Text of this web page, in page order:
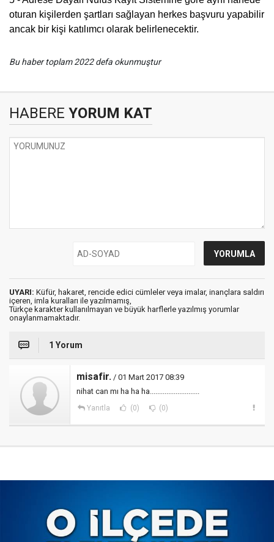
oturan kişilerden şartları sağlayan herkes başvuru yapabilir
ancak bir kişi katılımcı olarak belirlenecektir.
Bu haber toplam 2022 defa okunmuştur
HABERE YORUM KAT
UYARI: Küfür, hakaret, rencide edici cümleler veya imalar, inançlara saldırı
içeren, imla kuralları ile yazılmamış,
Türkçe karakter kullanılmayan ve büyük harflerle yazılmış yorumlar
onaylanmamaktadır.
1 Yorum
misafir. / 01 Mart 2017 08:39
nihat can mı ha ha ha...........................
Yanıtla (0) (0)